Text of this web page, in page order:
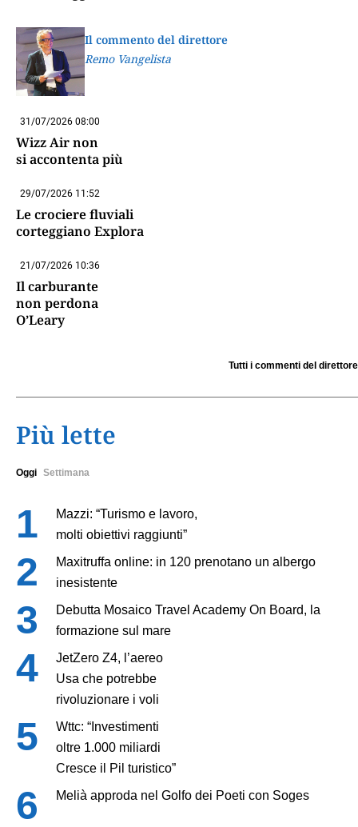
Il commento del direttore
Remo Vangelista
31/07/2026 08:00
Wizz Air non
si accontenta più
29/07/2026 11:52
Le crociere fluviali
corteggiano Explora
21/07/2026 10:36
Il carburante
non perdona
O’Leary
Tutti i commenti del direttore
Più lette
Oggi Settimana
Mazzi: “Turismo e lavoro,
molti obiettivi raggiunti”
Maxitruffa online: in 120 prenotano un albergo
inesistente
Debutta Mosaico Travel Academy On Board, la
formazione sul mare
JetZero Z4, l’aereo
Usa che potrebbe
rivoluzionare i voli
Wttc: “Investimenti
oltre 1.000 miliardi
Cresce il Pil turistico”
Melià approda nel Golfo dei Poeti con Soges